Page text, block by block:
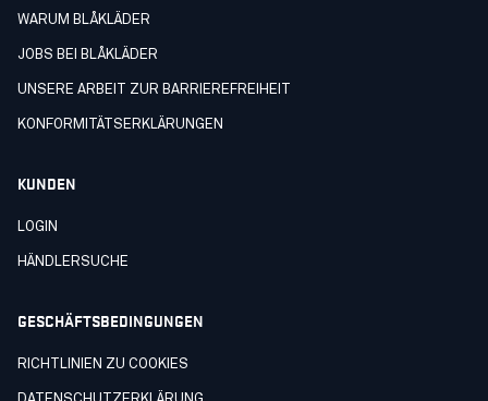
WARUM BLÅKLÄDER
JOBS BEI BLÅKLÄDER
UNSERE ARBEIT ZUR BARRIEREFREIHEIT
KONFORMITÄTSERKLÄRUNGEN
KUNDEN
LOGIN
HÄNDLERSUCHE
GESCHÄFTSBEDINGUNGEN
RICHTLINIEN ZU COOKIES